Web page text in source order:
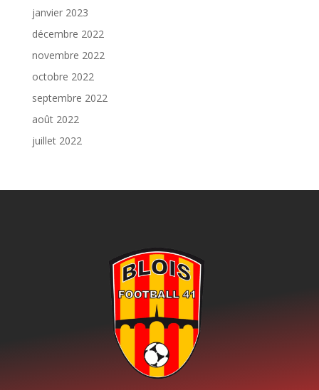
janvier 2023
décembre 2022
novembre 2022
octobre 2022
septembre 2022
août 2022
juillet 2022